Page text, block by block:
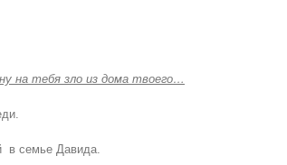
на тебя зло из дома твоего…
в семье Давида.